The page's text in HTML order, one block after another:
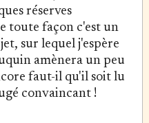
réserves
toute façon c'est un
sur lequel j'espère
amènera un peu
faut-il qu'il soit lu
convaincant !